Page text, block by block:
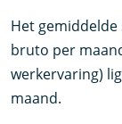
Het
bruto per
werkervaring)
maand.